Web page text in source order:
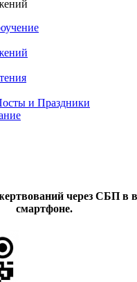
и Праздники
через СБП в
смартфоне.